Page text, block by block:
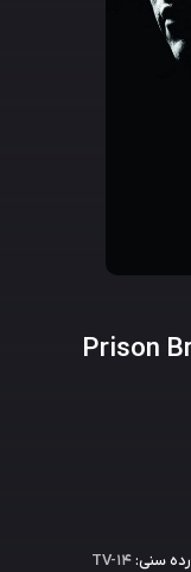
رده سنی:TV-14